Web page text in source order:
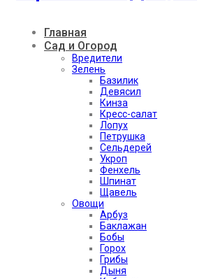
Главная
Сад и Огород
Вредители
Зелень
Базилик
Девясил
Кинза
Кресс-салат
Лопух
Петрушка
Сельдерей
Укроп
Фенхель
Шпинат
Щавель
Овощи
Арбуз
Баклажан
Бобы
Горох
Грибы
Дыня